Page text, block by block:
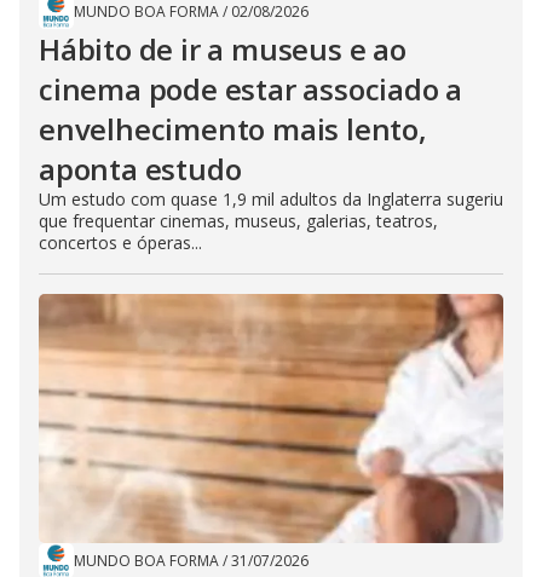
MUNDO BOA FORMA/ 02/08/2026
Hábito de ir a museus e ao
cinema pode estar associado a
envelhecimento mais lento,
aponta estudo
Um estudo com quase 1,9 mil adultos da Inglaterra sugeriu
que frequentar cinemas, museus, galerias, teatros,
concertos e óperas...
MUNDO BOA FORMA/31/07/2026